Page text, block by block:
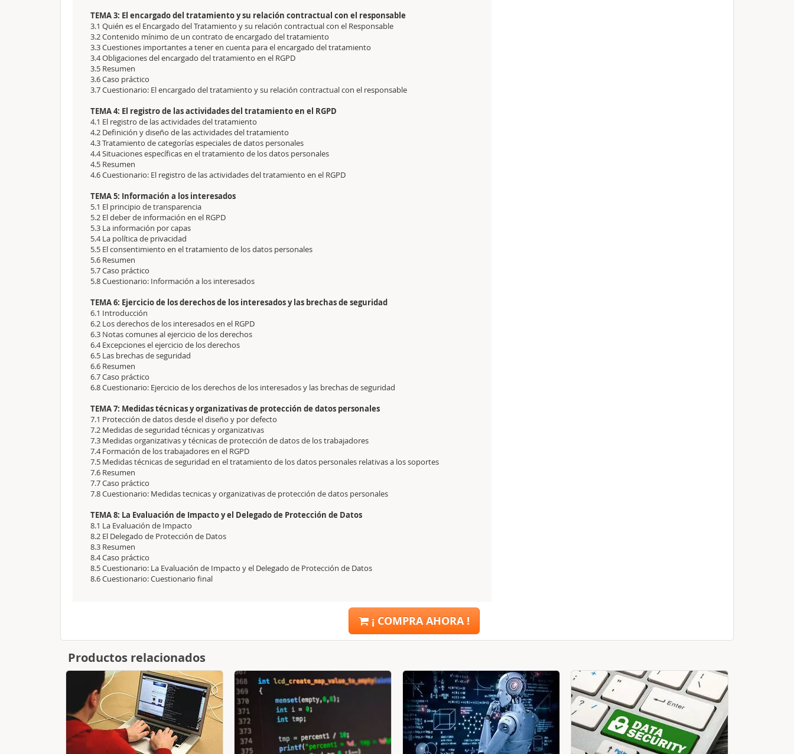
TEMA 3: El encargado del tratamiento y su relación contractual con el responsable
3.1 Quién es el Encargado del Tratamiento y su relación contractual con el Responsable
3.2 Contenido mínimo de un contrato de encargado del tratamiento
3.3 Cuestiones importantes a tener en cuenta para el encargado del tratamiento
3.4 Obligaciones del encargado del tratamiento en el RGPD
3.5 Resumen
3.6 Caso práctico
3.7 Cuestionario: El encargado del tratamiento y su relación contractual con el responsable
TEMA 4: El registro de las actividades del tratamiento en el RGPD
4.1 El registro de las actividades del tratamiento
4.2 Definición y diseño de las actividades del tratamiento
4.3 Tratamiento de categorías especiales de datos personales
4.4 Situaciones específicas en el tratamiento de los datos personales
4.5 Resumen
4.6 Cuestionario: El registro de las actividades del tratamiento en el RGPD
TEMA 5: Información a los interesados
5.1 El principio de transparencia
5.2 El deber de información en el RGPD
5.3 La información por capas
5.4 La política de privacidad
5.5 El consentimiento en el tratamiento de los datos personales
5.6 Resumen
5.7 Caso práctico
5.8 Cuestionario: Información a los interesados
TEMA 6: Ejercicio de los derechos de los interesados y las brechas de seguridad
6.1 Introducción
6.2 Los derechos de los interesados en el RGPD
6.3 Notas comunes al ejercicio de los derechos
6.4 Excepciones el ejercicio de los derechos
6.5 Las brechas de seguridad
6.6 Resumen
6.7 Caso práctico
6.8 Cuestionario: Ejercicio de los derechos de los interesados y las brechas de seguridad
TEMA 7: Medidas técnicas y organizativas de protección de datos personales
7.1 Protección de datos desde el diseño y por defecto
7.2 Medidas de seguridad técnicas y organizativas
7.3 Medidas organizativas y técnicas de protección de datos de los trabajadores
7.4 Formación de los trabajadores en el RGPD
7.5 Medidas técnicas de seguridad en el tratamiento de los datos personales relativas a los soportes
7.6 Resumen
7.7 Caso práctico
7.8 Cuestionario: Medidas tecnicas y organizativas de protección de datos personales
TEMA 8: La Evaluación de Impacto y el Delegado de Protección de Datos
8.1 La Evaluación de Impacto
8.2 El Delegado de Protección de Datos
8.3 Resumen
8.4 Caso práctico
8.5 Cuestionario: La Evaluación de Impacto y el Delegado de Protección de Datos
8.6 Cuestionario: Cuestionario final
¡ COMPRA AHORA !
Productos relacionados